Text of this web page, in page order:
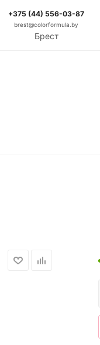
+375 (44) 556-03-87
brest@colorformula.by
Брест